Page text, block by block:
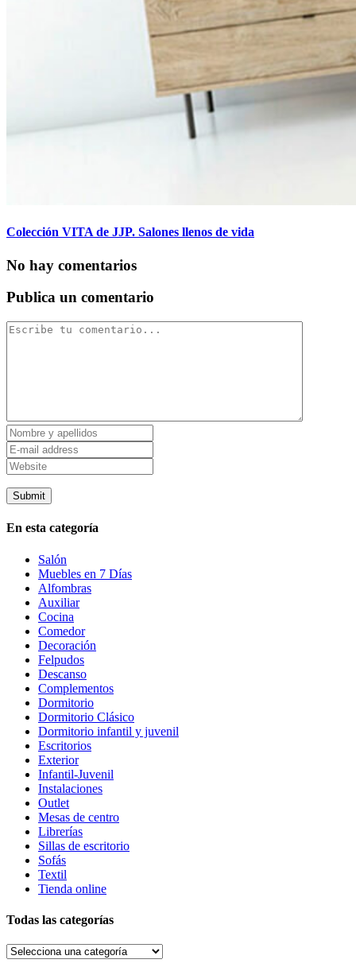
Colección VITA de JJP. Salones llenos de vida
No hay comentarios
Publica un comentario
En esta categoría
Salón
Muebles en 7 Días
Alfombras
Auxiliar
Cocina
Comedor
Decoración
Felpudos
Descanso
Complementos
Dormitorio
Dormitorio Clásico
Dormitorio infantil y juvenil
Escritorios
Exterior
Infantil-Juvenil
Instalaciones
Outlet
Mesas de centro
Librerías
Sillas de escritorio
Sofás
Textil
Tienda online
Todas las categorías